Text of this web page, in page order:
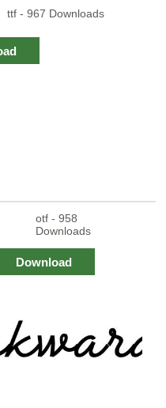
ttf - 967 Downloads
otf - 958
Downloads
Download